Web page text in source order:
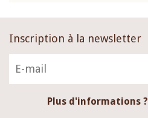
Inscription à la newsletter
Plus d'informations ?